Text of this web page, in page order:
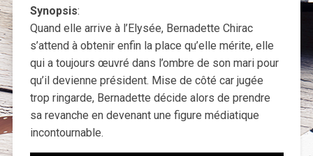
Synopsis:
Quand elle arrive à l’Elysée, Bernadette Chirac
s’attend à obtenir enfin la place qu’elle mérite, elle
qui a toujours œuvré dans l’ombre de son mari pour
qu’il devienne président. Mise de côté car jugée
trop ringarde, Bernadette décide alors de prendre
sa revanche en devenant une figure médiatique
incontournable.